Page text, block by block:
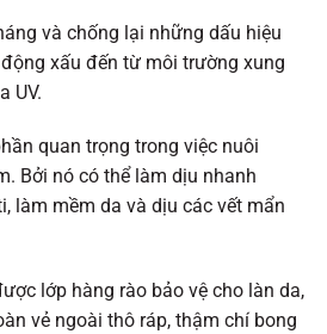
và chống lại những dấu hiệu
xấu đến từ môi trường xung
UV.
quan trọng trong việc nuôi
Bởi nó có thể làm dịu nhanh
làm mềm da và dịu các vết mẩn
lớp hàng rào bảo vệ cho làn da,
vẻ ngoài thô ráp, thậm chí bong